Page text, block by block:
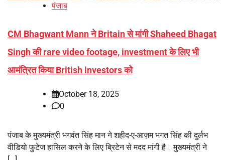
पंजाब
CM Bhagwant Mann ने Britain से मांगी Shaheed Bhagat
Singh की rare video footage, investment के लिए भी
आमंत्रित किया British investors को
October 18, 2025
0
पंजाब के मुख्यमंत्री भगवंत सिंह मान ने शहीद-ए-आज़म भगत सिंह की दुर्लभ
वीडियो फुटेज हासिल करने के लिए ब्रिटेन से मदद मांगी है। मुख्यमंत्री ने